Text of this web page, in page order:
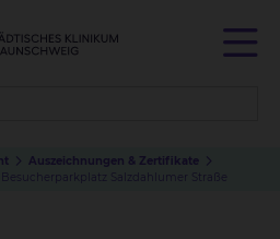
Auszeichnungen & Zertifikate
Besucherparkplatz Salzdahlumer Straße